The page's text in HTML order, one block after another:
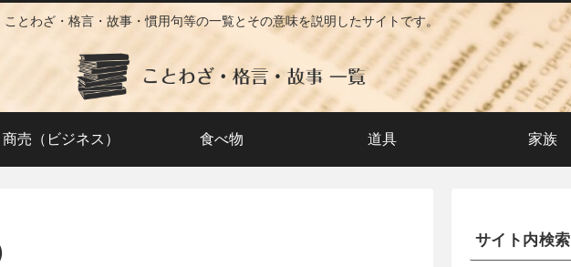
ことわざ・格言・故事・慣用句等の一覧とその意味を説明したサイトです。
商売（ビジネス） 食べ物 道具 家族
サイト内検索